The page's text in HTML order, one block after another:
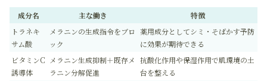
成分名 主な働き
特徴
トラネキ
サム酸
メラニンの生成指令をブロ
ック
薬用成分としてシミ・そばかす予防
に効果が期待できる
ビタミンC
誘導体
メラニン生成抑制＋既存メ
ラニン分解促進
抗酸化作用や保湿作用で肌環境の土
台を整える